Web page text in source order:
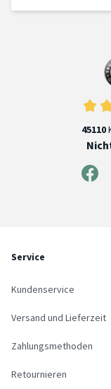
45110
Service
Kundenservice
Versand und Lieferzeit
Zahlungsmethoden
Retournieren